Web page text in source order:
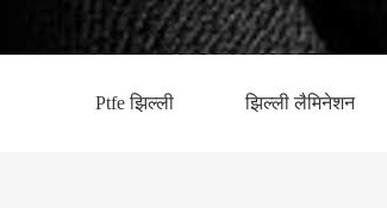
Ptfe झिल्ली झिल्ली लैमिनेशन